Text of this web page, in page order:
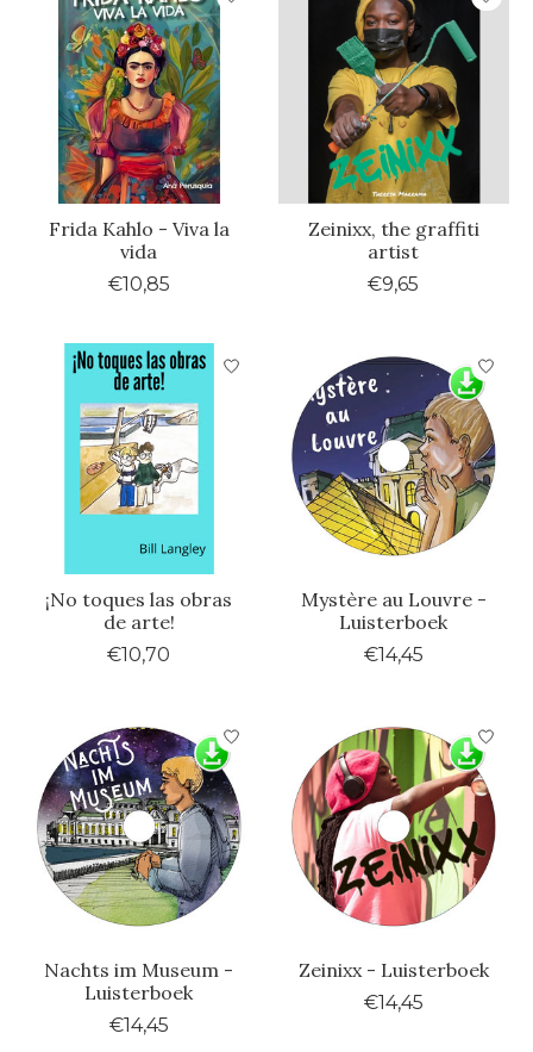
Frida Kahlo - Viva la
vida
€10,85
Zeinixx, the graffiti
artist
€9,65
¡No toques las obras
de arte!
€10,70
Mystère au Louvre -
Luisterboek
€14,45
Nachts im Museum -
Luisterboek
€14,45
Zeinixx - Luisterboek
€14,45